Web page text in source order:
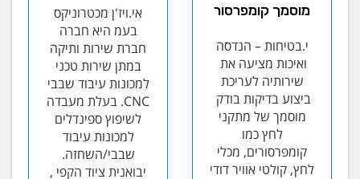
מוסמך קומפרסור
י.בטיחות – הנדסה
ואיכות מציעה את
שירותיה לעריכת
ביצוע בדיקות בודק
מוסמך של מתקני
לחץ כמו
קומפרסורים, מכלי
לחץ, קולטי אוויר דודי
אי.ויז'ן מכטרוניקס
בעמ היא חברה
חברת שירות ותיקה
במתן שירות טכני
למכונות עיבוד שבבי
CNC. בעלת מעבדה
לשיפוץ ספינדלים
למכונות עיבוד
שבבי/השחזה.
יבואנית ציוד הקפי ,